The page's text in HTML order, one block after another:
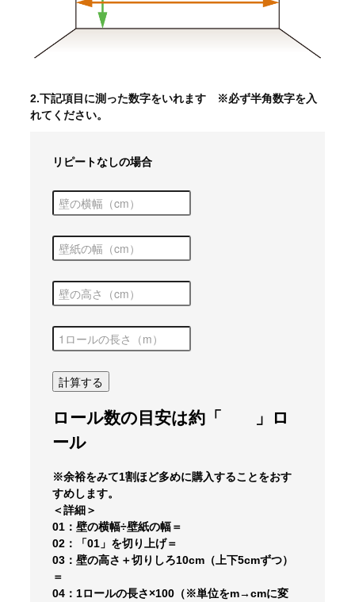
2.下記項目に測った数字をいれます ※必ず半角数字を入
れてください。
リピートなしの場合
ロール数の目安は約 「 」
ロ
ール
※余裕をみて1割ほど多めに購入することをおす
すめします。
＜詳細＞
01：壁の横幅÷壁紙の幅＝
02：「01」を切り上げ＝
03：壁の高さ＋切りしろ10cm（上下5cmずつ）
＝
04：1ロールの長さ×100（※単位をm→cmに変